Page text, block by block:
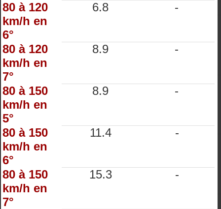
80 à 120
km/h en
6°
6.8 -
80 à 120
km/h en
7°
8.9 -
80 à 150
km/h en
5°
8.9 -
80 à 150
km/h en
6°
11.4 -
80 à 150
km/h en
7°
15.3 -